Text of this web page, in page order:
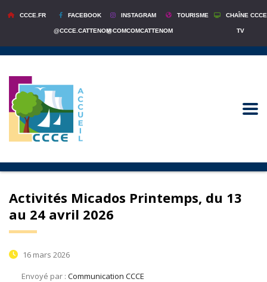
CCCE.FR FACEBOOK
@CCCE.CATTENOM
INSTAGRAM
@COMCOMCATTENOM
TOURISME CHAÎNE CCCE
TV
Activités Micados Printemps, du 13
au 24 avril 2026
16 mars 2026
Envoyé par : Communication CCCE